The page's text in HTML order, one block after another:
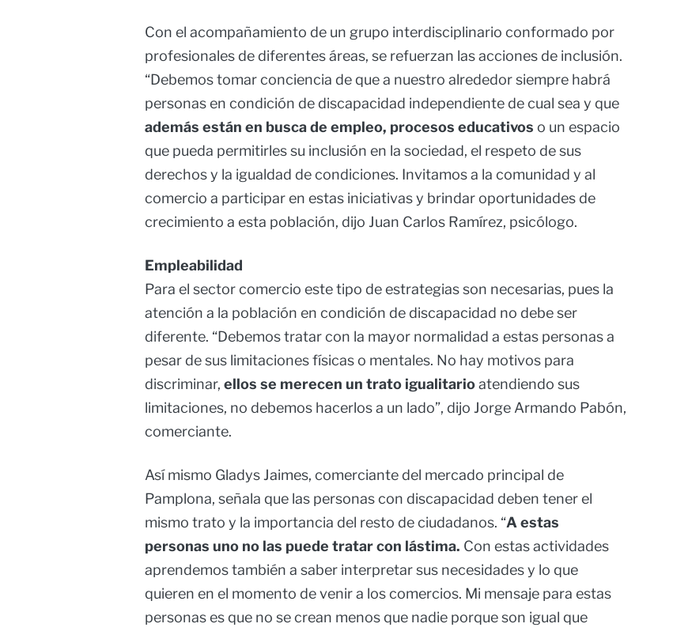
Con el acompañamiento de un grupo interdisciplinario conformado por
profesionales de diferentes áreas, se refuerzan las acciones de inclusión.
“Debemos tomar conciencia de que a nuestro alrededor siempre habrá
personas en condición de discapacidad independiente de cual sea y que
además están en busca de empleo, procesos educativos o un espacio
que pueda permitirles su inclusión en la sociedad, el respeto de sus
derechos y la igualdad de condiciones. Invitamos a la comunidad y al
comercio a participar en estas iniciativas y brindar oportunidades de
crecimiento a esta población, dijo Juan Carlos Ramírez, psicólogo.
Empleabilidad
Para el sector comercio este tipo de estrategias son necesarias, pues la
atención a la población en condición de discapacidad no debe ser
diferente. “Debemos tratar con la mayor normalidad a estas personas a
pesar de sus limitaciones físicas o mentales. No hay motivos para
discriminar, ellos se merecen un trato igualitarioatendiendo sus
limitaciones, no debemos hacerlos a un lado”, dijo Jorge Armando Pabón,
comerciante.
Así mismo Gladys Jaimes, comerciante del mercado principal de
Pamplona, señala que las personas con discapacidad deben tener el
mismo trato y la importancia del resto de ciudadanos. “A estas
personas uno no las puede tratar con lástima. Con estas actividades
aprendemos también a saber interpretar sus necesidades y lo que
quieren en el momento de venir a los comercios. Mi mensaje para estas
personas es que no se crean menos que nadie porque son igual que